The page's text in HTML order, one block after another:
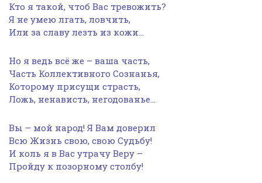
Кто я такой, чтоб Вас тревожить?
Я не умею лгать, ловчить,
Или за славу лезть из кожи…
Но я ведь всё же – ваша часть,
Часть Коллективного Сознанья,
Которому присущи страсть,
Ложь, ненависть, негодованье…
Вы – мой народ! Я Вам доверил
Всю Жизнь свою, свою Судьбу!
И коль я в Вас утрачу Веру –
Пройду к позорному столбу!